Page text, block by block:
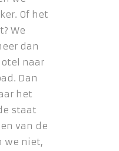
Of het
We
dan
naar
Dan
het
staat
van de
we niet,